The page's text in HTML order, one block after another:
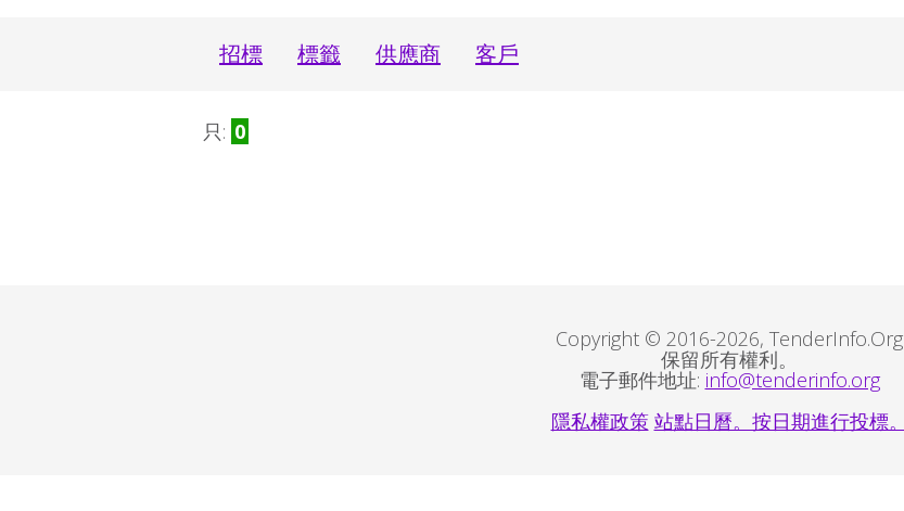
招標 標籤 供應商 客戶
只: 0
Copyright © 2016-2026, TenderInfo.Org
保留所有權利。
電子郵件地址: info@tenderinfo.org
隱私權政策 站點日曆。按日期進行投標。